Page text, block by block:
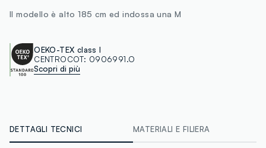
Il modello è alto 185 cm ed indossa una M
OEKO-TEX class I
CENTROCOT: 0906991.O
Scopri di più
DETTAGLI TECNICI MATERIALI E FILIERA